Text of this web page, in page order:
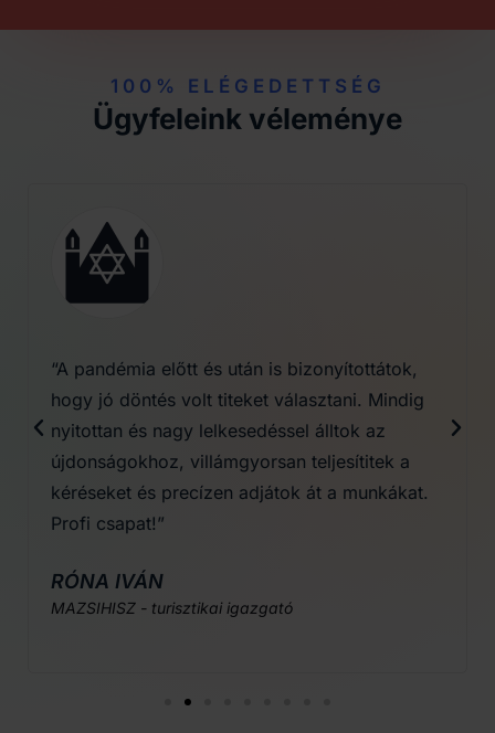
100% ELÉGEDETTSÉG
Ügyfeleink véleménye
“A pandémia előtt és után is bizonyítottátok,
hogy jó döntés volt titeket választani. Mindig
nyitottan és nagy lelkesedéssel álltok az
újdonságokhoz, villámgyorsan teljesítitek a
kéréseket és precízen adjátok át a munkákat.
Profi csapat!”
RÓNA IVÁN
MAZSIHISZ - turisztikai igazgató